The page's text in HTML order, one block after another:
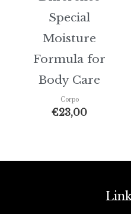
Special
Moisture
Formula for
Body Care
Corpo
€23,00